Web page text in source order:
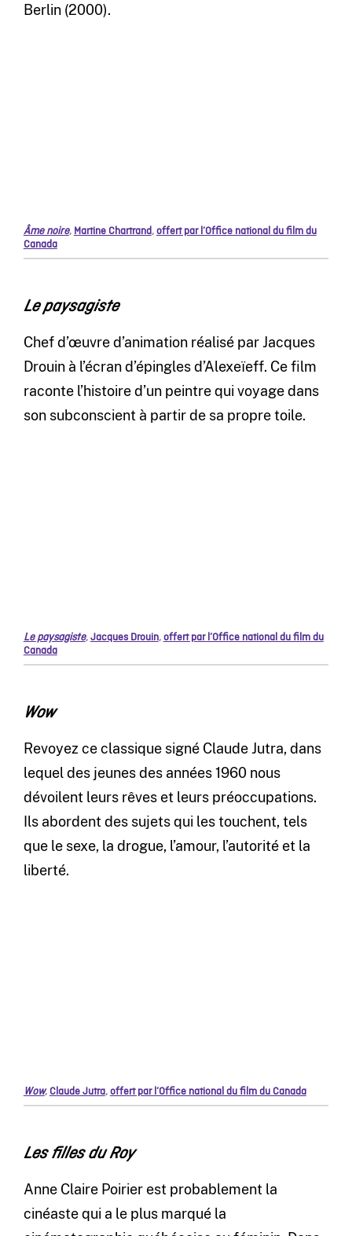
Berlin (2000).
Âme noire, Martine Chartrand,offert par l’Office national du film du
Canada
Le paysagiste
Chef d’œuvre d’animation réalisé par Jacques
Drouin à l’écran d’épingles d’Alexeïeff. Ce film
raconte l’histoire d’un peintre qui voyage dans
son subconscient à partir de sa propre toile.
Le paysagiste,Jacques Drouin,offert par l’Office national du film du
Canada
Wow
Revoyez ce classique signé Claude Jutra, dans
lequel des jeunes des années 1960 nous
dévoilent leurs rêves et leurs préoccupations.
Ils abordent des sujets qui les touchent, tels
que le sexe, la drogue, l’amour, l’autorité et la
liberté.
Wow, Claude Jutra,offert par l’Office national du film du Canada
Les filles du Roy
Anne Claire Poirier est probablement la
cinéaste qui a le plus marqué la